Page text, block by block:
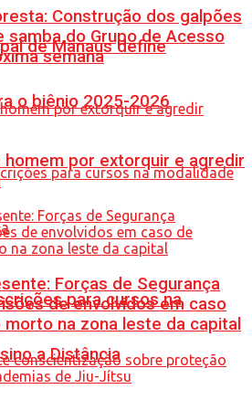
de Manaus define
o biênio 2025-2026
para cursos na
a Distância
Construção dos galpões
samba do Grupo de Acesso
semana
homem por extorquir e agredir
Forças de Segurança
de envolvidos em caso
na zona leste da capital